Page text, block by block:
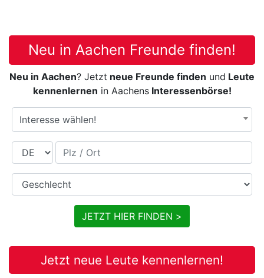
Neu in Aachen Freunde finden!
Neu in Aachen? Jetzt neue Freunde finden und Leute
kennenlernen in AachensInteressenbörse!
Interesse wählen!
Land Plz / Ort
Geschlecht
JETZT HIER FINDEN >
Jetzt neue Leute kennenlernen!